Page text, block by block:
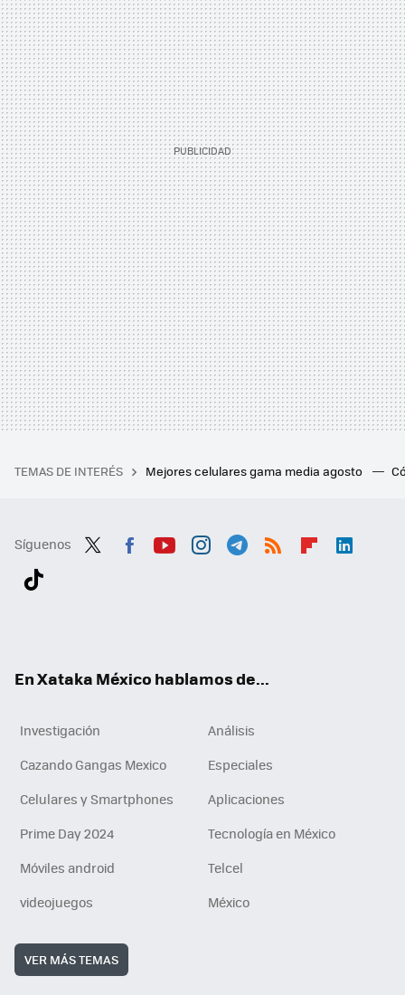
TEMAS DE INTERÉS Mejores celulares gama media agosto
Síguenos
En Xataka México hablamos de...
Investigación
Análisis
Cazando Gangas Mexico
Especiales
Celulares y Smartphones
Aplicaciones
Prime Day 2024
Tecnología en México
Móviles android
Telcel
videojuegos
México
VER MÁS TEMAS